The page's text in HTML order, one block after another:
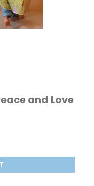
and Love